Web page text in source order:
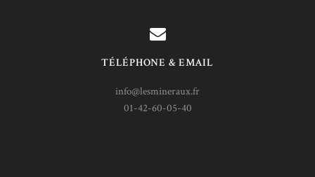
TÉLÉPHONE & EMAIL
info@lesmineraux.fr
01-42-60-05-40